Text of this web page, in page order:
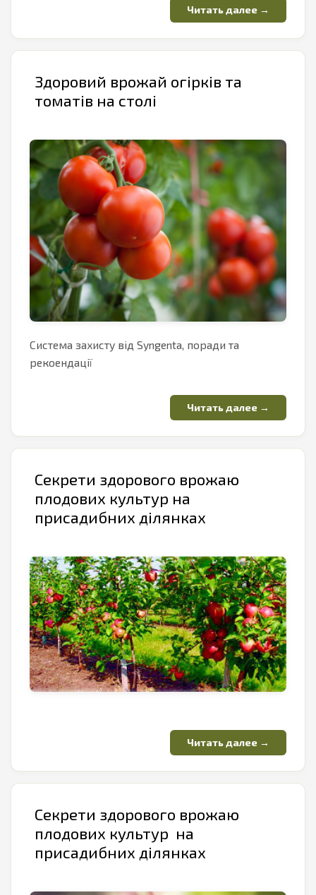
Здоровий врожай огірків та
томатів на столі
Система захисту від Syngenta, поради та
рекоендації
Секрети здорового врожаю
плодових культур на
присадибних ділянках
Секрети здорового врожаю
плодових культур на
присадибних ділянках